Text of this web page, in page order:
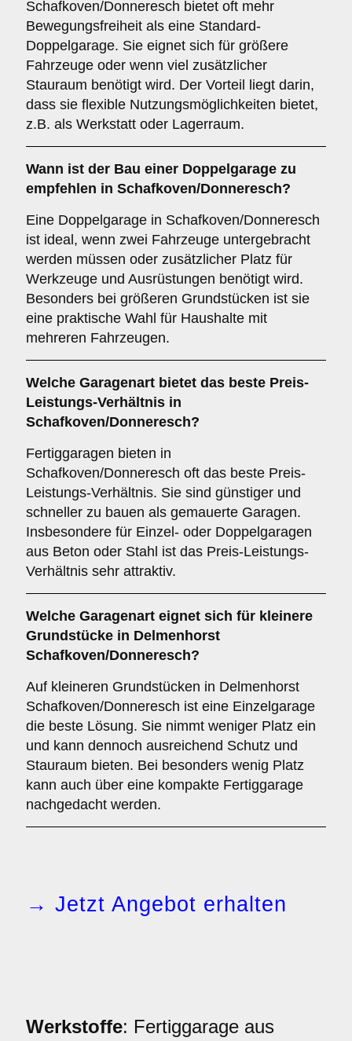
Schafkoven/Donneresch bietet oft mehr
Bewegungsfreiheit als eine Standard-
Doppelgarage. Sie eignet sich für größere
Fahrzeuge oder wenn viel zusätzlicher
Stauraum benötigt wird. Der Vorteil liegt darin,
dass sie flexible Nutzungsmöglichkeiten bietet,
z.B. als Werkstatt oder Lagerraum.
Wann ist der Bau einer Doppelgarage zu
empfehlen in Schafkoven/Donneresch?
Eine Doppelgarage in Schafkoven/Donneresch
ist ideal, wenn zwei Fahrzeuge untergebracht
werden müssen oder zusätzlicher Platz für
Werkzeuge und Ausrüstungen benötigt wird.
Besonders bei größeren Grundstücken ist sie
eine praktische Wahl für Haushalte mit
mehreren Fahrzeugen.
Welche Garagenart bietet das beste Preis-
Leistungs-Verhältnis in
Schafkoven/Donneresch?
Fertiggaragen bieten in
Schafkoven/Donneresch oft das beste Preis-
Leistungs-Verhältnis. Sie sind günstiger und
schneller zu bauen als gemauerte Garagen.
Insbesondere für Einzel- oder Doppelgaragen
aus Beton oder Stahl ist das Preis-Leistungs-
Verhältnis sehr attraktiv.
Welche Garagenart eignet sich für kleinere
Grundstücke in Delmenhorst
Schafkoven/Donneresch?
Auf kleineren Grundstücken in Delmenhorst
Schafkoven/Donneresch ist eine Einzelgarage
die beste Lösung. Sie nimmt weniger Platz ein
und kann dennoch ausreichend Schutz und
Stauraum bieten. Bei besonders wenig Platz
kann auch über eine kompakte Fertiggarage
nachgedacht werden.
→ Jetzt Angebot erhalten
Werkstoffe: Fertiggarage aus